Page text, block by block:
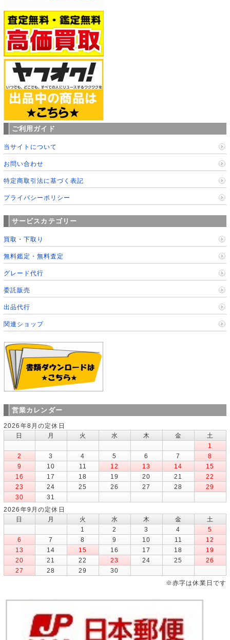
ご利用ガイド
当サイトについて
お問い合わせ
特定商取引法に基づく表記
プライバシーポリシー
サービスカテゴリー
買取・下取り
無料鑑定・無料査定
グレード代行
委託販売
出品代行
関連ショップ
営業カレンダー
2026年8月の定休日
日
月 火 水 木 金
土
1
2
3 4 5 6 7
8
9
10 11 12 13 14
15
16
17 18 19 20 21
22
23
24 25 26 27 28
29
30
31
2026年9月の定休日
日
月 火 水 木 金
土
1
2 3 4
5
6
7 8 9 10 11
12
13
14 15 16 17 18
19
20
21 22 23 24 25
26
27
28 29
30
※赤字は休業日です